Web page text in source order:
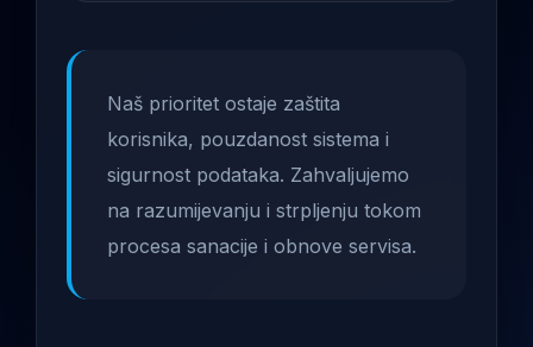
Naš prioritet ostaje zaštita
korisnika, pouzdanost sistema i
sigurnost podataka. Zahvaljujemo
na razumijevanju i strpljenju tokom
procesa sanacije i obnove servisa.